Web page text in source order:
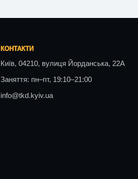
КОНТАКТИ
Київ, 04210, вулиця Йорданська, 22А
Заняття: пн–пт, 19:10–21:00
info@tkd.kyiv.ua